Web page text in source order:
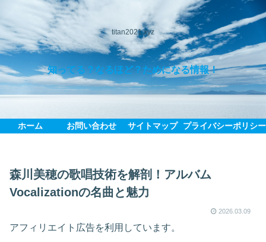
titan2021.xyz
知ってる？なるほど？ためになる情報！
ホーム お問い合わせ サイトマップ プライバシーポリシー
森川美穂の歌唱技術を解剖！アルバム
Vocalizationの名曲と魅力
2026.03.09
アフィリエイト広告を利用しています。